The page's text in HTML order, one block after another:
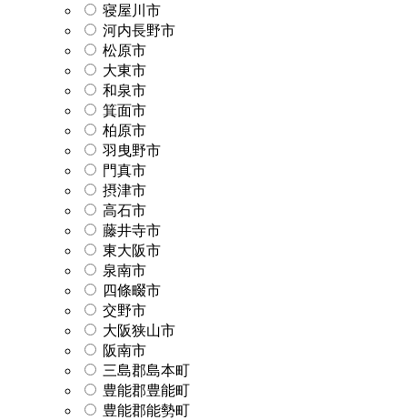
寝屋川市
河内長野市
松原市
大東市
和泉市
箕面市
柏原市
羽曳野市
門真市
摂津市
高石市
藤井寺市
東大阪市
泉南市
四條畷市
交野市
大阪狭山市
阪南市
三島郡島本町
豊能郡豊能町
豊能郡能勢町